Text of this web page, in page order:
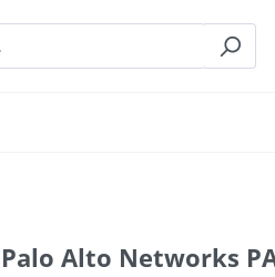
Palo Alto Networks